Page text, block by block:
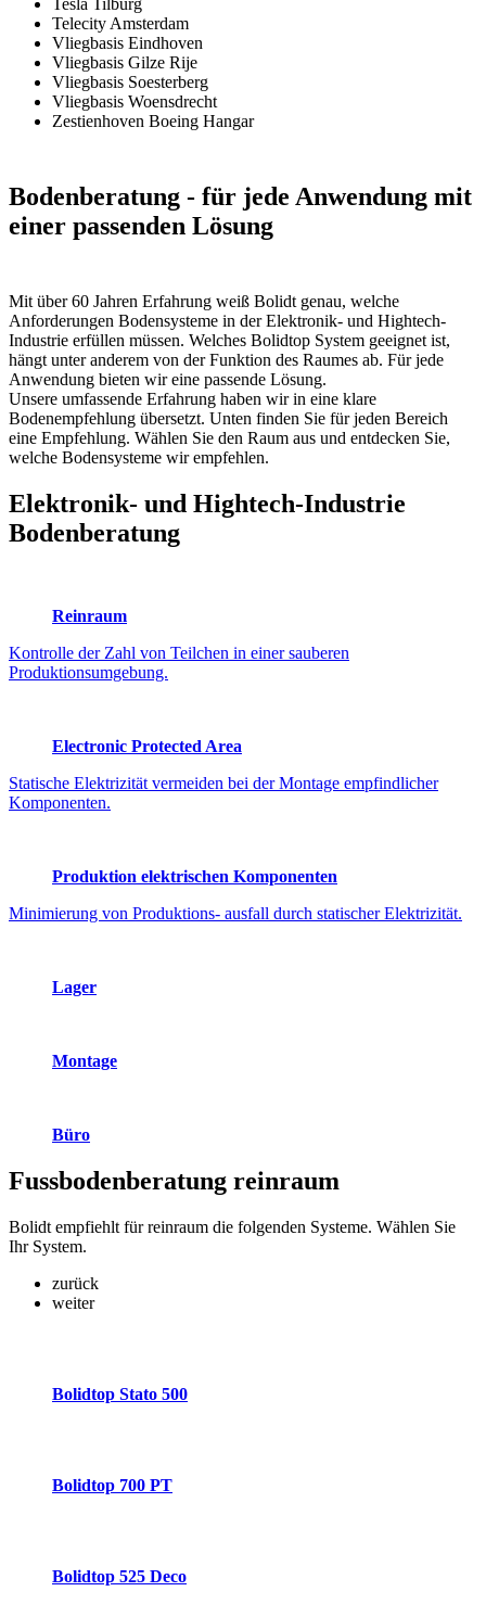
Tesla Tilburg
Telecity Amsterdam
Vliegbasis Eindhoven
Vliegbasis Gilze Rije
Vliegbasis Soesterberg
Vliegbasis Woensdrecht
Zestienhoven Boeing Hangar
Bodenberatung - für jede Anwendung mit
einer passenden Lösung
Mit über 60 Jahren Erfahrung weiß Bolidt genau, welche
Anforderungen Bodensysteme in der Elektronik- und Hightech-
Industrie erfüllen müssen. Welches Bolidtop System geeignet ist,
hängt unter anderem von der Funktion des Raumes ab. Für jede
Anwendung bieten wir eine passende Lösung.
Unsere umfassende Erfahrung haben wir in eine klare
Bodenempfehlung übersetzt. Unten finden Sie für jeden Bereich
eine Empfehlung. Wählen Sie den Raum aus und entdecken Sie,
welche Bodensysteme wir empfehlen.
Elektronik- und Hightech-Industrie
Bodenberatung
Reinraum
Kontrolle der Zahl von Teilchen in einer sauberen
Produktionsumgebung.
Electronic Protected Area
Statische Elektrizität vermeiden bei der Montage empfindlicher
Komponenten.
Produktion elektrischen Komponenten
Minimierung von Produktions- ausfall durch statischer Elektrizität.
Lager
Montage
Büro
Fussbodenberatung reinraum
Bolidt empfiehlt für reinraum die folgenden Systeme. Wählen Sie
Ihr System.
zurück
weiter
Bolidtop Stato 500
Bolidtop 700 PT
Bolidtop 525 Deco